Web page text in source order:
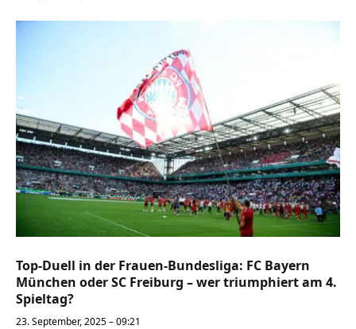
Top-Duell in der Frauen-Bundesliga: FC Bayern
München oder SC Freiburg – wer triumphiert am 4.
Spieltag?
23. September, 2025 – 09:21